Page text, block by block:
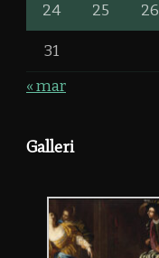
24 25 26
31
« mar
Galleri